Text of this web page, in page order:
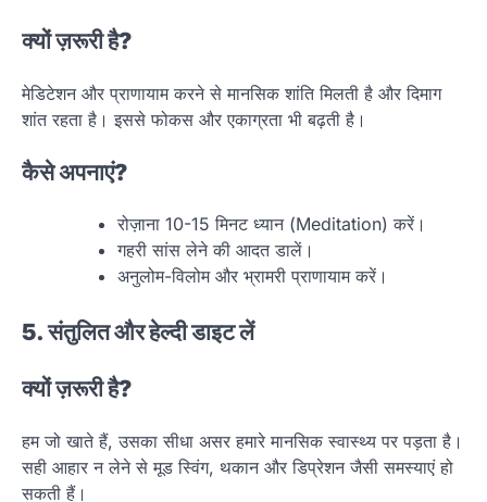
क्यों ज़रूरी है?
मेडिटेशन और प्राणायाम करने से मानसिक शांति मिलती है और दिमाग
शांत रहता है। इससे फोकस और एकाग्रता भी बढ़ती है।
कैसे अपनाएं?
रोज़ाना 10-15 मिनट ध्यान (Meditation) करें।
गहरी सांस लेने की आदत डालें।
अनुलोम-विलोम और भ्रामरी प्राणायाम करें।
5. संतुलित और हेल्दी डाइट लें
क्यों ज़रूरी है?
हम जो खाते हैं, उसका सीधा असर हमारे मानसिक स्वास्थ्य पर पड़ता है।
सही आहार न लेने से मूड स्विंग, थकान और डिप्रेशन जैसी समस्याएं हो
सकती हैं।